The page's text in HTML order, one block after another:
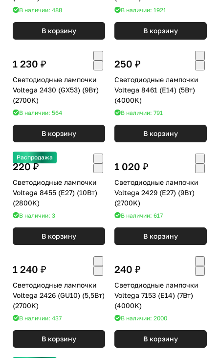
В наличии: 488
В корзину
В наличии: 1921
В корзину
1 230 ₽
Светодиодные лампочки
Voltega 2430 (GX53) (9Вт)
(2700K)
В наличии: 564
В корзину
250 ₽
Светодиодные лампочки
Voltega 8461 (E14) (5Вт)
(4000K)
В наличии: 791
В корзину
Распродажа
220 ₽
Светодиодные лампочки
Voltega 8455 (E27) (10Вт)
(2800K)
В наличии: 3
В корзину
1 020 ₽
Светодиодные лампочки
Voltega 2429 (E27) (9Вт)
(2700K)
В наличии: 617
В корзину
1 240 ₽
Светодиодные лампочки
Voltega 2426 (GU10) (5,5Вт)
(2700K)
В наличии: 437
В корзину
240 ₽
Светодиодные лампочки
Voltega 7153 (E14) (7Вт)
(4000K)
В наличии: 2000
В корзину